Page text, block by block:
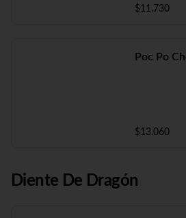
$11.730
Poc Po
$13.060
Diente De Dragón